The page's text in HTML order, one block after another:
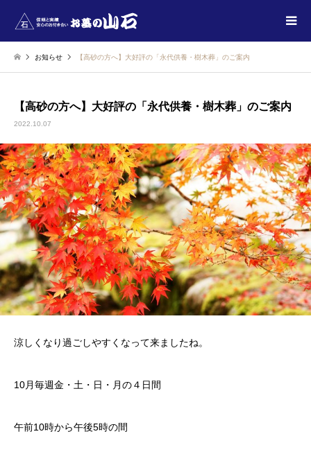
お知らせ 【高砂の方へ】大好評の「永代供養・樹木葬」のご案内
【高砂の方へ】大好評の「永代供養・樹木葬」のご案内
2022.10.07
涼しくなり過ごしやすくなって来ましたね。
10月毎週金・土・日・月の４日間
午前10時から午後5時の間